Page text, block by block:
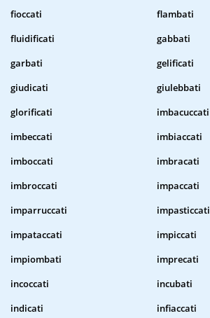
fioccati
flambati
fluidificati
gabbati
garbati
gelificati
giudicati
giulebbati
glorificati
imbacuccati
imbeccati
imbiaccati
imboccati
imbracati
imbroccati
impaccati
imparruccati
impasticcati
impataccati
impiccati
impiombati
imprecati
incoccati
incubati
indicati
infiaccati